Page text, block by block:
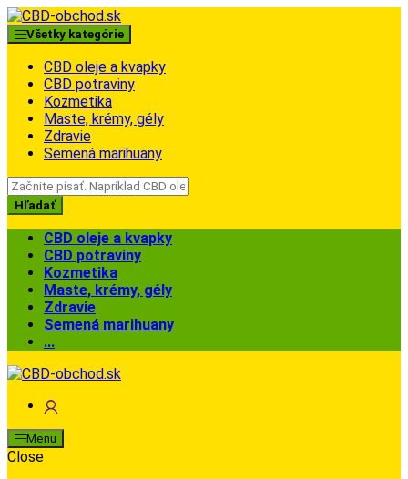
Skip
to
navigation
Skip
to
content
Všetky kategórie
CBD oleje a kvapky
CBD potraviny
Kozmetika
Maste, krémy, gély
Zdravie
Semená marihuany
Search
for:
Hľadať
CBD oleje a kvapky
CBD potraviny
Kozmetika
Maste, krémy, gély
Zdravie
Semená marihuany
...
Menu
Close